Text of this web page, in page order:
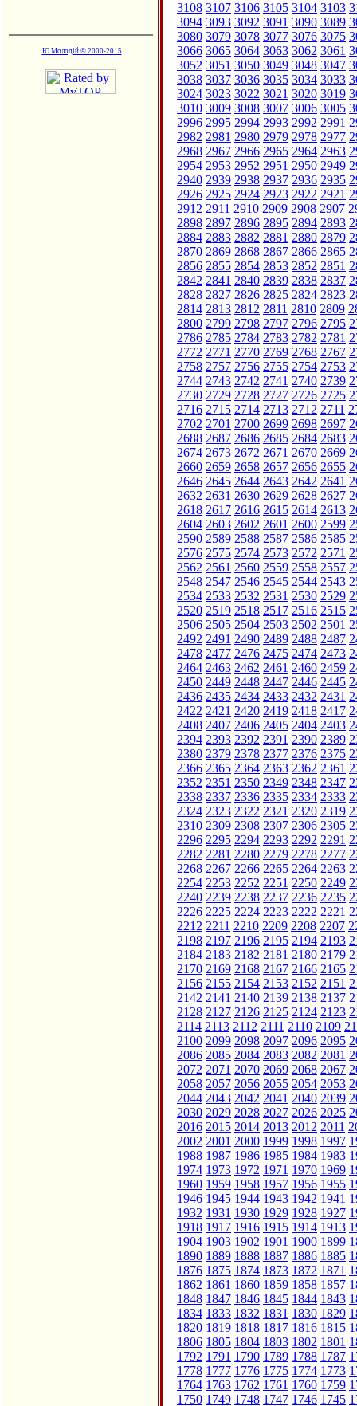
Ю.Молодій © 2000-2015
3108 3107 3106 3105 3104 3103
3094 3093 3092 3091 3090 3089
3080 3079 3078 3077 3076 3075
3066 3065 3064 3063 3062 3061
3052 3051 3050 3049 3048 3047
3038 3037 3036 3035 3034 3033
3024 3023 3022 3021 3020 3019
3010 3009 3008 3007 3006 3005
2996 2995 2994 2993 2992 2991
2982 2981 2980 2979 2978 2977
2968 2967 2966 2965 2964 2963
2954 2953 2952 2951 2950 2949
2940 2939 2938 2937 2936 2935
2926 2925 2924 2923 2922 2921
2912 2911 2910 2909 2908 2907
2898 2897 2896 2895 2894 2893
2884 2883 2882 2881 2880 2879
2870 2869 2868 2867 2866 2865
2856 2855 2854 2853 2852 2851
2842 2841 2840 2839 2838 2837
2828 2827 2826 2825 2824 2823
2814 2813 2812 2811 2810 2809
2800 2799 2798 2797 2796 2795
2786 2785 2784 2783 2782 2781
2772 2771 2770 2769 2768 2767
2758 2757 2756 2755 2754 2753
2744 2743 2742 2741 2740 2739
2730 2729 2728 2727 2726 2725
2716 2715 2714 2713 2712 2711
2702 2701 2700 2699 2698 2697
2688 2687 2686 2685 2684 2683
2674 2673 2672 2671 2670 2669
2660 2659 2658 2657 2656 2655
2646 2645 2644 2643 2642 2641
2632 2631 2630 2629 2628 2627
2618 2617 2616 2615 2614 2613
2604 2603 2602 2601 2600 2599
2590 2589 2588 2587 2586 2585
2576 2575 2574 2573 2572 2571
2562 2561 2560 2559 2558 2557
2548 2547 2546 2545 2544 2543
2534 2533 2532 2531 2530 2529
2520 2519 2518 2517 2516 2515
2506 2505 2504 2503 2502 2501
2492 2491 2490 2489 2488 2487
2478 2477 2476 2475 2474 2473
2464 2463 2462 2461 2460 2459
2450 2449 2448 2447 2446 2445
2436 2435 2434 2433 2432 2431
2422 2421 2420 2419 2418 2417
2408 2407 2406 2405 2404 2403
2394 2393 2392 2391 2390 2389
2380 2379 2378 2377 2376 2375
2366 2365 2364 2363 2362 2361
2352 2351 2350 2349 2348 2347
2338 2337 2336 2335 2334 2333
2324 2323 2322 2321 2320 2319
2310 2309 2308 2307 2306 2305
2296 2295 2294 2293 2292 2291
2282 2281 2280 2279 2278 2277
2268 2267 2266 2265 2264 2263
2254 2253 2252 2251 2250 2249
2240 2239 2238 2237 2236 2235
2226 2225 2224 2223 2222 2221
2212 2211 2210 2209 2208 2207
2198 2197 2196 2195 2194 2193
2184 2183 2182 2181 2180 2179
2170 2169 2168 2167 2166 2165
2156 2155 2154 2153 2152 2151
2142 2141 2140 2139 2138 2137
2128 2127 2126 2125 2124 2123
2114 2113 2112 2111 2110 2109
2100 2099 2098 2097 2096 2095
2086 2085 2084 2083 2082 2081
2072 2071 2070 2069 2068 2067
2058 2057 2056 2055 2054 2053
2044 2043 2042 2041 2040 2039
2030 2029 2028 2027 2026 2025
2016 2015 2014 2013 2012 2011
2002 2001 2000 1999 1998 1997
1988 1987 1986 1985 1984 1983
1974 1973 1972 1971 1970 1969
1960 1959 1958 1957 1956 1955
1946 1945 1944 1943 1942 1941
1932 1931 1930 1929 1928 1927
1918 1917 1916 1915 1914 1913
1904 1903 1902 1901 1900 1899
1890 1889 1888 1887 1886 1885
1876 1875 1874 1873 1872 1871
1862 1861 1860 1859 1858 1857
1848 1847 1846 1845 1844 1843
1834 1833 1832 1831 1830 1829
1820 1819 1818 1817 1816 1815
1806 1805 1804 1803 1802 1801
1792 1791 1790 1789 1788 1787
1778 1777 1776 1775 1774 1773
1764 1763 1762 1761 1760 1759
1750 1749 1748 1747 1746 1745